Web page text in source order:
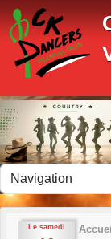
Le samedi
Panneau de